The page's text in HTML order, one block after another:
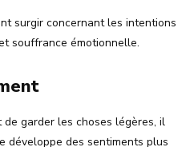
surgir concernant les intentions
souffrance émotionnelle.
de garder les choses légères, il
développe des sentiments plus